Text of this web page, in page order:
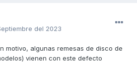
del 2023
motivo, algunas remesas de disco de
vienen con este defecto